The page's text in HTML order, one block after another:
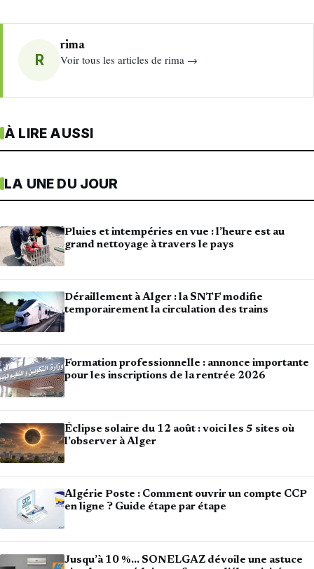
R
rima
Voir tous les articles de rima →
À LIRE AUSSI
LA UNE DU JOUR
Pluies et intempéries en vue : l’heure est au
grand nettoyage à travers le pays
Déraillement à Alger : la SNTF modifie
temporairement la circulation des trains
Formation professionnelle : annonce importante
pour les inscriptions de la rentrée 2026
Éclipse solaire du 12 août : voici les 5 sites où
l’observer à Alger
Algérie Poste : Comment ouvrir un compte CCP
en ligne ? Guide étape par étape
Jusqu’à 10 %… SONELGAZ dévoile une astuce